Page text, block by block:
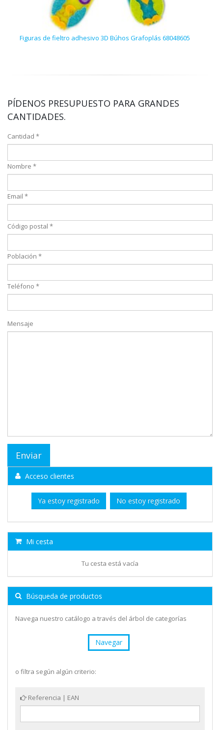
Figuras de fieltro adhesivo 3D Búhos Grafoplás 68048605
PÍDENOS PRESUPUESTO PARA GRANDES
CANTIDADES.
Cantidad *
Nombre *
Email *
Código postal *
Población *
Teléfono *
Mensaje
Acceso clientes
Ya estoy registrado No estoy registrado
Mi cesta
Tu cesta está vacía
Búsqueda de productos
Navega nuestro catálogo a través del árbol de categorías
Navegar
o filtra según algún criterio:
Referencia | EAN